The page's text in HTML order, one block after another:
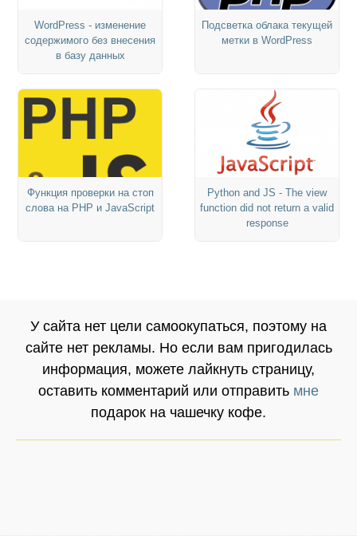
WordPress - изменение
содержимого без внесения
в базу данных
Подсветка облака текущей
метки в WordPress
Функция проверки на стоп
слова на PHP и JavaScript
Python and JS - The view
function did not return a valid
response
У сайта нет цели самоокупаться, поэтому на
сайте нет рекламы. Но если вам пригодилась
информация, можете лайкнуть страницу,
оставить комментарий или отправить мне
подарок на чашечку кофе.